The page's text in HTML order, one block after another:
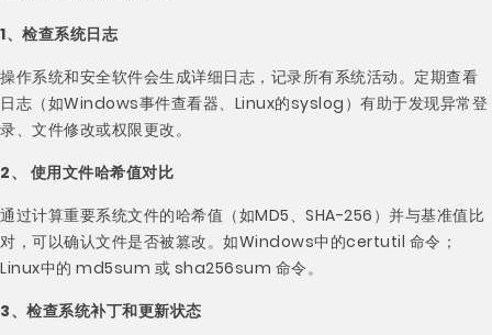
1、检查系统日志
操作系统和安全软件会生成详细日志，记录所有系统活动。定期查看
日志（如Windows事件查看器、Linux的syslog）有助于发现异常登
录、文件修改或权限更改。
2、 使用文件哈希值对比
通过计算重要系统文件的哈希值（如MD5、SHA-256）并与基准值比
对，可以确认文件是否被篡改。如Windows中的certutil 命令；
Linux中的 md5sum 或 sha256sum 命令。
3、检查系统补丁和更新状态